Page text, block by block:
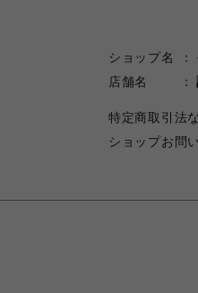
ショップ名
店舗名
特定商取引法
ショップお問